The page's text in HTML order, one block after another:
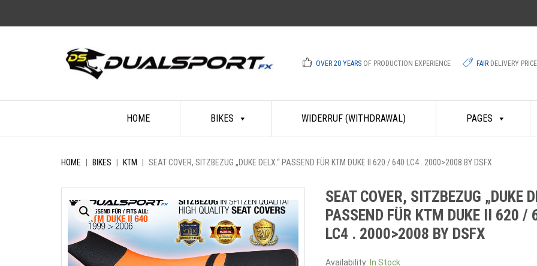
OVER 20 YEARS OF PRODUCTION EXPERIENCE FAIR DELIVERY
content
HOME BIKES WIDERRUF (WITHDRAWAL) PAGES
HOME BIKES KTM SEAT COVER, SITZBEZUG „DUKE DELX.“ PASSEND FÜR KTM DUKE II 620 / 640 LC4 . 2000>2008 BY DSFX
SEAT COVER, SITZBEZUG „DUKE
PASSEND FÜR KTM DUKE II 620 /
LC4 . 2000>2008 BY DSFX
Availability: In Stock